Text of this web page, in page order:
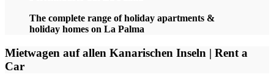
The complete range of holiday apartments &
holiday homes on La Palma
Mietwagen auf allen Kanarischen Inseln | Rent a
Car